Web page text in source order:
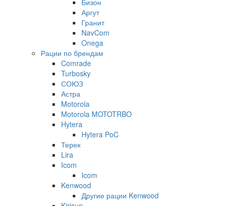
Аргут
Гранит
NavCom
Onega
Рации по брендам
Comrade
Turbosky
СОЮЗ
Астра
Motorola
Motorola MOTOTRBO
Hytera
Hytera PoC
Терек
Lira
Icom
Icom
Kenwood
Другие рации Kenwood